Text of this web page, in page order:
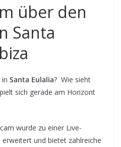
über den
Santa
Santa Eulalia? Wie sieht
sich gerade am Horizont
wurde zu einer Live-
und bietet zahlreiche